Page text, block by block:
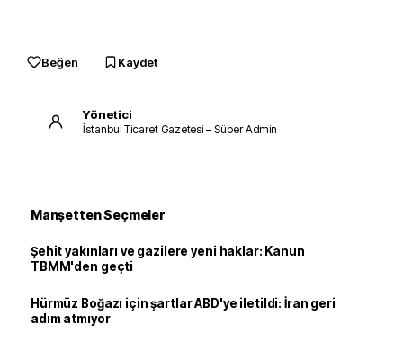
Beğen Kaydet
Yönetici
İstanbul Ticaret Gazetesi – Süper Admin
Manşetten Seçmeler
Şehit yakınları ve gazilere yeni haklar: Kanun
TBMM'den geçti
Hürmüz Boğazı için şartlar ABD'ye iletildi: İran geri
adım atmıyor